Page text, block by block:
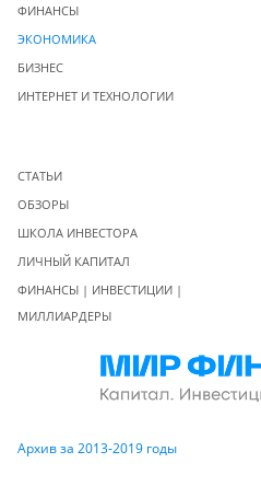
ФИНАНСЫ
ЭКОНОМИКА
БИЗНЕС
ИНТЕРНЕТ И ТЕХНОЛОГИИ
СТАТЬИ
ОБЗОРЫ
ШКОЛА ИНВЕСТОРА
ЛИЧНЫЙ КАПИТАЛ
ФИНАНСЫ | ИНВЕСТИЦИИ |
МИЛЛИАРДЕРЫ
Архив за 2013-2019 годы